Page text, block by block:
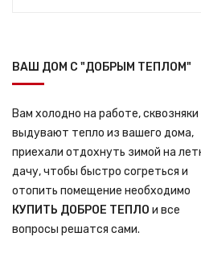
ВАШ ДОМ С "ДОБРЫМ ТЕПЛОМ"
Вам холодно на работе, сквозняки
выдувают тепло из вашего дома,
приехали отдохнуть зимой на
дачу, чтобы быстро согреться и
отопить помещение необходимо
КУПИТЬ ДОБРОЕ ТЕПЛО и все
вопросы решатся сами.